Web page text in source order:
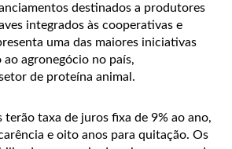
destinados a produtores
integrados às cooperativas e
uma das maiores iniciativas
ao agronegócio no país,
de proteína animal.
taxa de juros fixa de 9% ao ano,
e oito anos para quitação. Os